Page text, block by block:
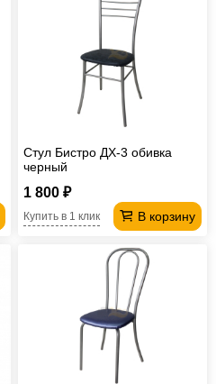
Стул Бистро ДХ-3 обивка
черный
1 800 ₽
В корзину
Купить в 1 клик